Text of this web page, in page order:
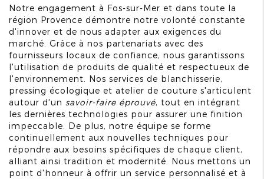
Notre engagement à Fos-sur-Mer et dans toute la
région Provence démontre notre volonté constante
d'innover et de nous adapter aux exigences du
marché. Grâce à nos partenariats avec des
fournisseurs locaux de confiance, nous garantissons
l'utilisation de produits de qualité et respectueux de
l'environnement. Nos services de blanchisserie,
pressing écologique et atelier de couture s'articulent
autour d'un savoir-faire éprouvé, tout en intégrant
les dernières technologies pour assurer une finition
impeccable. De plus, notre équipe se forme
continuellement aux nouvelles techniques pour
répondre aux besoins spécifiques de chaque client,
alliant ainsi tradition et modernité. Nous mettons un
point d'honneur à offrir un service personnalisé et à